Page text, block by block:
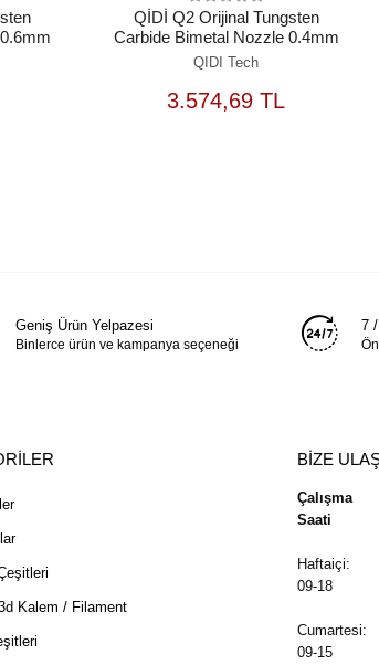
QİDİ Q2 Orijinal Tungsten
Carbide Bimetal Nozzle 0.4mm
QIDI Tech
3.574,69 TL
SEPETE
EKLE
Geniş Ürün Yelpazesi
Binlerce ürün ve kampanya seçeneği
7
Kalem / Filament
BİZE
Çalışma
Saati
Haftaiçi:
09-18
Cumartesi:
09-15